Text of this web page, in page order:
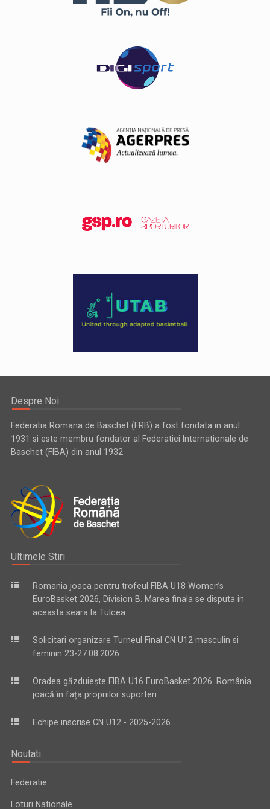
Despre Noi
Federatia Romana de Baschet (FRB) a fost fondata in anul
1931 si este membru fondator al Federatiei Internationale de
Baschet (FIBA) din anul 1932
Ultimele Stiri
Romania joaca pentru trofeul FIBA U18 Women’s
EuroBasket 2026, Division B. Marea finala se disputa in
aceasta seara la Tulcea ...
Solicitari organizare Turneul Final CN U12 masculin si
feminin 23-27.08.2026 ...
Oradea găzduiește FIBA U16 EuroBasket 2026. România
joacă în fața propriilor suporteri ...
Echipe inscrise CN U12 - 2025-2026 ...
Noutati
Federatie
Loturi Nationale